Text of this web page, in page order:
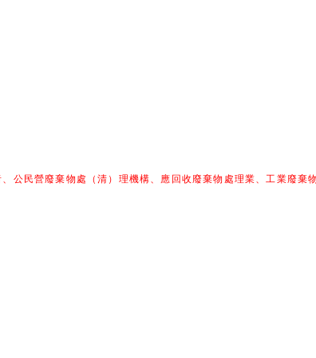
民營廢棄物處（清）理機構、應回收廢棄物處理業、工業廢棄